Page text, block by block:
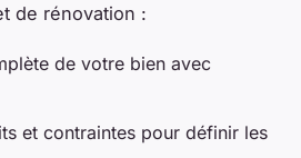
de rénovation :
de votre bien avec
et contraintes pour définir les